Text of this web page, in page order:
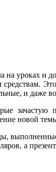
на уроках и
и даже
новой
а